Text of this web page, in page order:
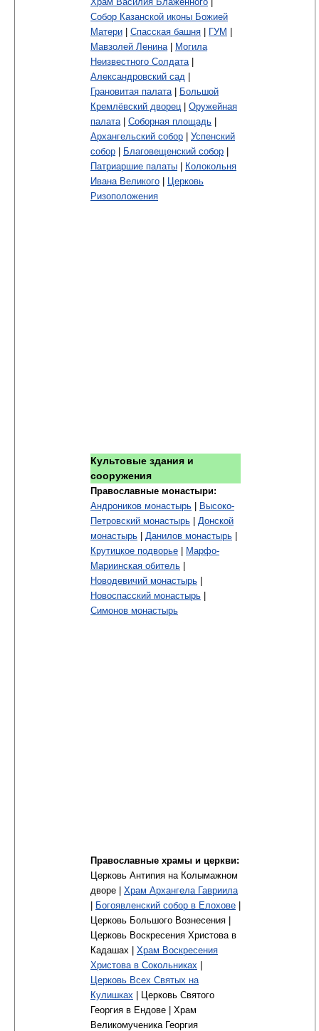
Собор Казанской иконы Божией
Матери | Спасская башня | ГУМ |
Мавзолей Ленина | Могила
Неизвестного Солдата |
Александровский сад |
Грановитая палата | Большой
Кремлёвский дворец | Оружейная
палата | Соборная площадь |
Архангельский собор | Успенский
собор | Благовещенский собор |
Патриаршие палаты | Колокольня
Ивана Великого | Церковь
Ризоположения
Культовые здания и
сооружения
Православные монастыри:
Андроников монастырь | Высоко-
Петровский монастырь | Донской
монастырь | Данилов монастырь |
Крутицкое подворье | Марфо-
Мариинская обитель |
Новодевичий монастырь |
Новоспасский монастырь |
Симонов монастырь
Православные храмы и церкви:
Церковь Антипия на Колымажном
дворе | Храм Архангела Гавриила
| Богоявленский собор в Елохове |
Церковь Большого Вознесения |
Церковь Воскресения Христова в
Кадашах | Храм Воскресения
Христова в Сокольниках |
Церковь Всех Святых на
Кулишках | Церковь Святого
Георгия в Ендове | Храм
Великомученика Георгия